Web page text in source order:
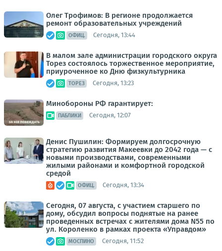
Олег Трофимов: В регионе продолжается
ремонт образовательных учреждений
ОФИЦ. Сегодня, 13:44
В малом зале администрации городского округа
Торез состоялось торжественное мероприятие,
приуроченное ко Дню физкультурника
ТОРЕЗ Сегодня, 13:23
Минобороны РФ гарантирует:
ПАБЛИКИ Сегодня, 12:07
Денис Пушилин: Формируем долгосрочную
стратегию развития Макеевки до 2042 года — с
новыми производствами, современными
жилыми районами и комфортной городской
средой
ОФИЦ. Сегодня, 13:34
Сегодня, 07 августа, с участием старшего по
дому, обсудил вопросы поднятые на ранее
проведенных встречах с жителями дома N55 по
ул. Короленко в рамках проекта «Управдом»
МОСПИНО Сегодня, 11:52